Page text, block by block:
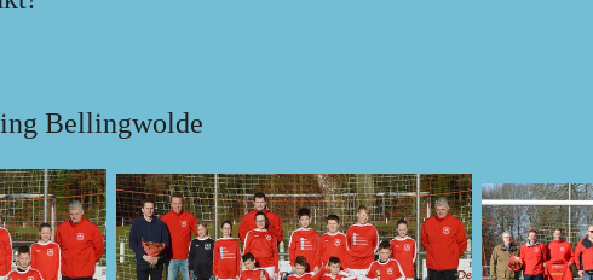
Bellingwolde